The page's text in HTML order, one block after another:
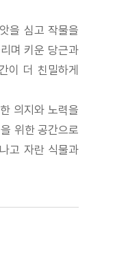
을 심고 작물을
며 키운 당근과
이 더 친밀하게
의지와 노력을
위한 공간으로
고 자란 식물과